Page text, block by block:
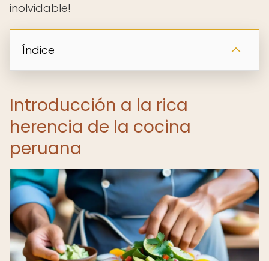
inolvidable!
Índice
Introducción a la rica
herencia de la cocina
peruana